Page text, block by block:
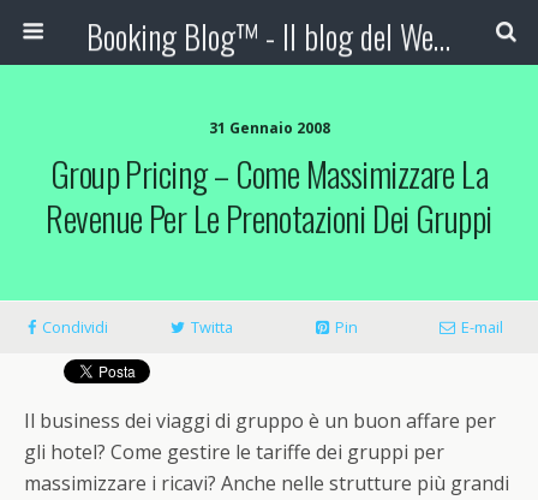
Booking Blog™ - Il blog del Web Marketing Turistico
31 Gennaio 2008
Group Pricing – Come Massimizzare La
Revenue Per Le Prenotazioni Dei Gruppi
Condividi Twitta Pin E-mail
Il business dei viaggi di gruppo è un buon affare per
gli hotel? Come gestire le tariffe dei gruppi per
massimizzare i ricavi? Anche nelle strutture più grandi